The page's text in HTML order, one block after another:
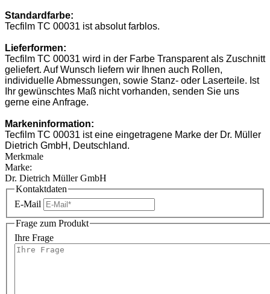
Standardfarbe:
Tecfilm TC 00031 ist absolut farblos.
Lieferformen:
Tecfilm TC 00031 wird in der Farbe Transparent als Zuschnitt
geliefert. Auf Wunsch liefern wir Ihnen auch Rollen,
individuelle Abmessungen, sowie Stanz- oder Laserteile. Ist
Ihr gewünschtes Maß nicht vorhanden, senden Sie uns
gerne eine Anfrage.
Markeninformation:
Tecfilm TC 00031 ist eine eingetragene Marke der Dr. Müller
Dietrich GmbH, Deutschland.
Merkmale
Marke:
Dr. Dietrich Müller GmbH
Kontaktdaten
E-Mail
Frage zum Produkt
Ihre Frage